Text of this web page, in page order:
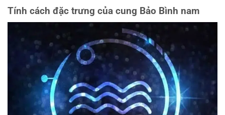
Tính cách đặc trưng của cung Bảo Bình nam